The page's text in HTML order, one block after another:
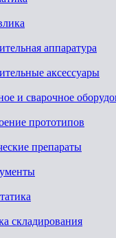
аппаратура
аксессуары
и сварочное
прототипов
препараты
складирования